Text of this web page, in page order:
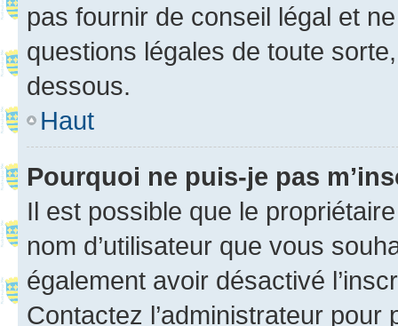
pas fournir de conseil légal et
questions légales de toute
dessous.
Haut
Pourquoi ne puis-je pas
Il est possible que le
nom d’utilisateur que vous
également avoir désactivé
Contactez l’administrateur